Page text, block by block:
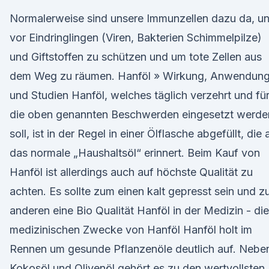
Normalerweise sind unsere Immunzellen dazu da,
vor Eindringlingen (Viren, Bakterien Schimmelpilze)
und Giftstoffen zu schützen und um tote Zellen aus
dem Weg zu räumen. Hanföl » Wirkung, Anwendung
und Studien Hanföl, welches täglich verzehrt und für
die oben genannten Beschwerden eingesetzt
soll, ist in der Regel in einer Ölflasche abgefüllt, die
das normale „Haushaltsöl“ erinnert. Beim Kauf von
Hanföl ist allerdings auch auf höchste Qualität zu
achten. Es sollte zum einen kalt gepresst sein und
anderen eine Bio Qualität Hanföl in der Medizin - die
medizinischen Zwecke von Hanföl Hanföl holt im
Rennen um gesunde Pflanzenöle deutlich auf.